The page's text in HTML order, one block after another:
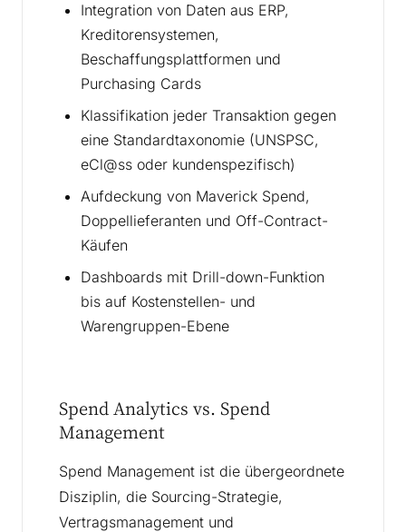
Integration von Daten aus ERP,
Kreditorensystemen,
Beschaffungsplattformen und
Purchasing Cards
Klassifikation jeder Transaktion gegen
eine Standardtaxonomie (UNSPSC,
eCl@ss oder kundenspezifisch)
Aufdeckung von Maverick Spend,
Doppellieferanten und Off-Contract-
Käufen
Dashboards mit Drill-down-Funktion
bis auf Kostenstellen- und
Warengruppen-Ebene
Spend Analytics vs. Spend
Management
Spend Management ist die übergeordnete
Disziplin, die Sourcing-Strategie,
Vertragsmanagement und